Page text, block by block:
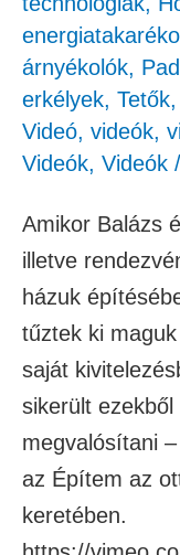
árnyékolók,
erkélyek,
Videó, videók,
Videók, Videók /
Amikor Balázs
illetve
házuk
tűztek ki
saját
sikerült
megvalósítani
az Építem az
keretében.